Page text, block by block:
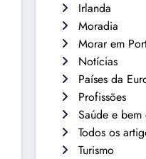
Irlanda
Moradia
Morar em
Notícias
Países da
Profissões
Saúde e bem
Todos os
Turismo